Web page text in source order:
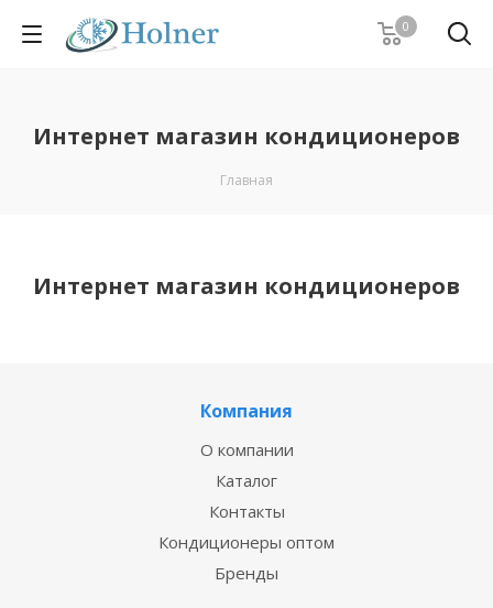
0
Интернет магазин кондиционеров
Главная
Интернет магазин кондиционеров
Компания
О компании
Каталог
Контакты
Кондиционеры оптом
Бренды